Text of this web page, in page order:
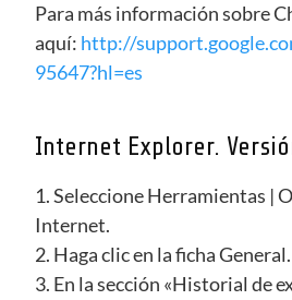
Para más información sobre
aquí: http://
95647?hl=es
Internet Explorer.
1. Seleccione Herramientas |
Internet.
2. Haga clic en la ficha General.
3. En la sección «Historial de